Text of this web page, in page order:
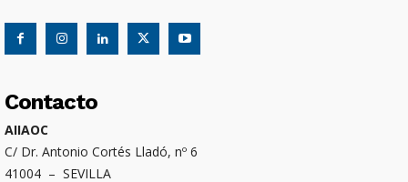
Contacto
AIIAOC
C/ Dr. Antonio Cortés Lladó, nº 6
41004 – SEVILLA